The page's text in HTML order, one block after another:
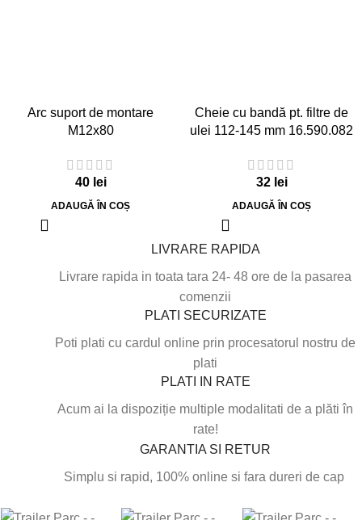
Arc suport de montare
M12x80
40 lei
ADAUGĂ ÎN COȘ
Cheie cu bandă pt. filtre de
ulei 112-145 mm 16.590.082
32 lei
ADAUGĂ ÎN COȘ
LIVRARE RAPIDA
Livrare rapida in toata tara 24- 48 ore de la pasarea
comenzii
PLATI SECURIZATE
Poti plati cu cardul online prin procesatorul nostru de
plati
PLATI IN RATE
Acum ai la dispoziție multiple modalitati de a plăti în
rate!
GARANTIA SI RETUR
Simplu si rapid, 100% online si fara dureri de cap